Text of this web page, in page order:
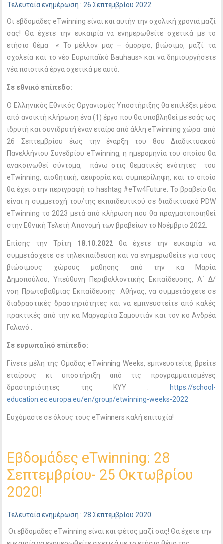
Τελευταία ενημέρωση : 26 Σεπτεμβρίου 2022
Οι εβδομάδες eTwinning είναι και αυτήν την σχολική χρονιά μαζί
σας! Θα έχετε την ευκαιρία να ενημερωθείτε σχετικά με το
ετήσιο θέμα « Το μέλλον μας – όμορφο, βιώσιμο, μαζί: τα
σχολεία και το νέο Ευρωπαϊκό Bauhaus» και να δημιουργήσετε
νέα ποιοτικά έργα σχετικά με αυτό.
Σε εθνικό επίπεδο:
Ο Ελληνικός Εθνικός Οργανισμός Υποστήριξης θα επιλέξει μέσα
από ανοικτή κλήρωση ένα (1) έργο που θα υποβληθεί με εσάς ως
ιδρυτή και συνιδρυτή έναν εταίρο από άλλη eTwinning χώρα από
26 Σεπτεμβρίου έως την έναρξη του 8ου Διαδικτυακού
Πανελλήνιου Συνεδρίου eTwinning, η ημερομηνία του οποίου θα
ανακοινωθεί σύντομα, πάνω στις θεματικές ενότητες του
eTwinning, αισθητική, αειφορία και συμπερίληψη, και το οποίο
θα έχει στην περιγραφή το hashtag #eTw4Future. Το βραβείο θα
είναι η συμμετοχή του/της εκπαιδευτικού σε διαδικτυακό PDW
eTwinning το 2023 μετά από κλήρωση που θα πραγματοποιηθεί
στην Εθνική Τελετή Απονομή των βραβείων το Νοέμβριο 2022.
Επίσης την Τρίτη 18.10.2022 θα έχετε την ευκαιρία να
συμμετάσχετε σε τηλεκπαίδευση και να ενημερωθείτε για τους
βιώσιμους χώρους μάθησης από την κα Μαρία
Δημοπούλου, Υπεύθυνη Περιβαλλοντικής Εκπαίδευσης, Α΄ Δ/
νση Πρωτοβάθμιας Εκπαίδευσης Αθήνας, να συμμετάσχετε σε
διαδραστικές δραστηριότητες και να εμπνευστείτε από καλές
πρακτικές από την κα Μαργαρίτα Σαμουτιάν και τον κο Ανδρέα
Γαλανό .
Σε ευρωπαϊκό επίπεδο:
Γίνετε μέλη της Ομάδας eTwinning Weeks, εμπνευστείτε, βρείτε
εταίρους κι υποστήριξη από τις προγραμματισμένες
δραστηριότητες της ΚΥΥ : https://school-
education.ec.europa.eu/en/group/etwinning-weeks-2022
Ευχόμαστε σε όλους τους eTwinners καλή επιτυχία!
Εβδομάδες eTwinning: 28
Σεπτεμβρίου- 25 Οκτωβρίου
2020!
Τελευταία ενημέρωση : 28 Σεπτεμβρίου 2020
Οι εβδομάδες eTwinning είναι και φέτος μαζί σας! Θα έχετε την